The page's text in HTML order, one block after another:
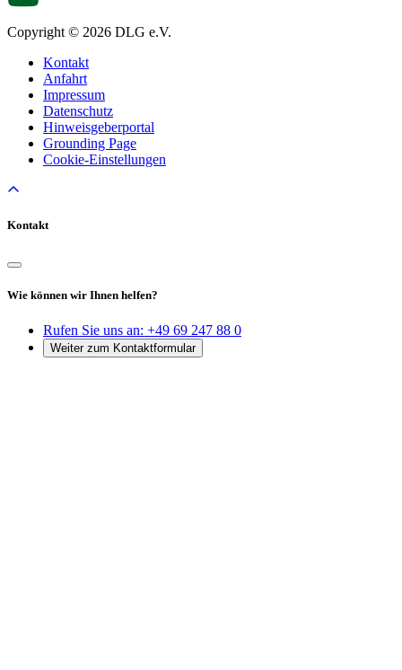
Copyright © 2026 DLG e.V.
Kontakt
Anfahrt
Impressum
Datenschutz
Hinweisgeberportal
Grounding Page
Cookie-Einstellungen
Kontakt
Wie können wir Ihnen helfen?
Rufen Sie uns an: +49 69 247 88 0